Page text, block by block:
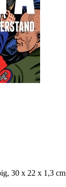
30 x 22 x 1,3 cm